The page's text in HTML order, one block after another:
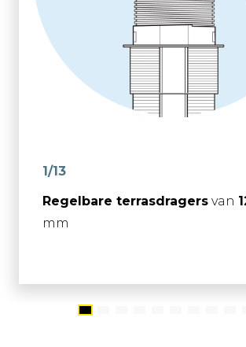
1/13
Regelbare terrasdragers van
mm